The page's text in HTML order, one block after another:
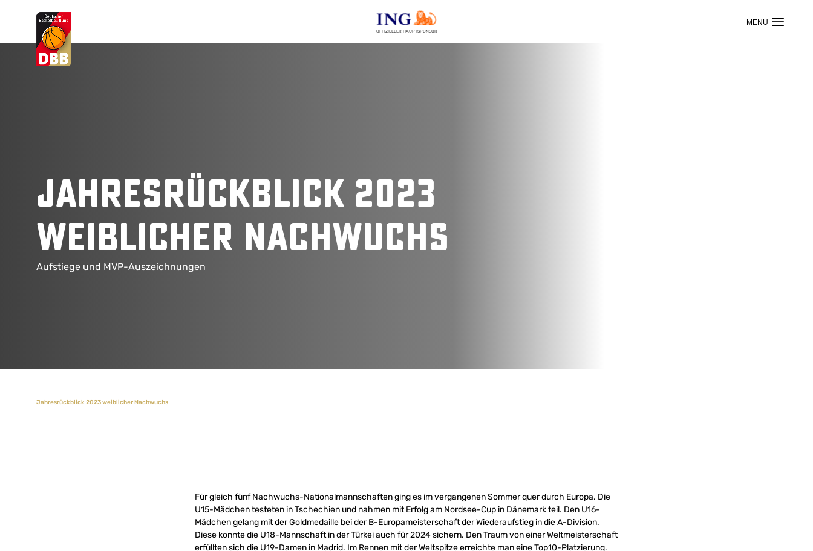
OFFIZIELLER HAUPTSPONSOR
Suchvorschläge
Jahresrückblick 2023
weiblicher Nachwuchs
Aufstiege und MVP-Auszeichnungen
Jahresrückblick 2023 weiblicher Nachwuchs
Für gleich fünf Nachwuchs-Nationalmannschaften ging es im vergangenen Sommer quer durch Europa. Die
U15-Mädchen testeten in Tschechien und nahmen mit Erfolg am Nordsee-Cup in Dänemark teil. Den U16-
Mädchen gelang mit der Goldmedaille bei der B-Europameisterschaft der Wiederaufstieg in die A-Division.
Diese konnte die U18-Mannschaft in der Türkei auch für 2024 sichern. Den Traum von einer Weltmeisterschaft
erfüllten sich die U19-Damen in Madrid. Im Rennen mit der Weltspitze erreichte man eine Top10-Platzierung.